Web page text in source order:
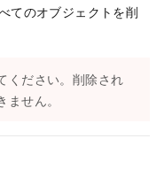
てのオブジェクトを削
ください。削除され
せん。